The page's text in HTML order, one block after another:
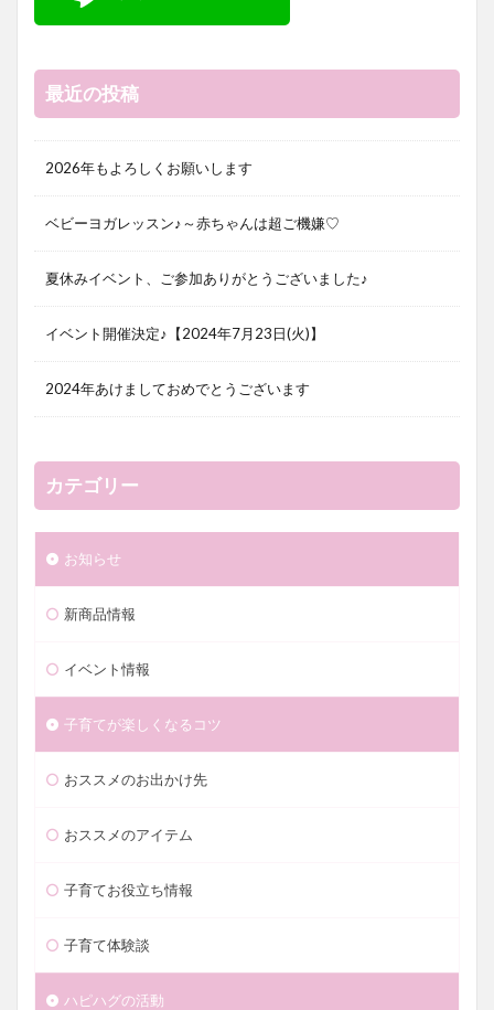
最近の投稿
2026年もよろしくお願いします
ベビーヨガレッスン♪～赤ちゃんは超ご機嫌♡
夏休みイベント、ご参加ありがとうございました♪
イベント開催決定♪【2024年7月23日(火)】
2024年あけましておめでとうございます
カテゴリー
お知らせ
新商品情報
イベント情報
子育てが楽しくなるコツ
おススメのお出かけ先
おススメのアイテム
子育てお役立ち情報
子育て体験談
ハピハグの活動